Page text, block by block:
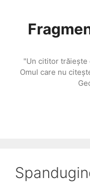
conținut
"Un cititor trăieşte
Omul care nu